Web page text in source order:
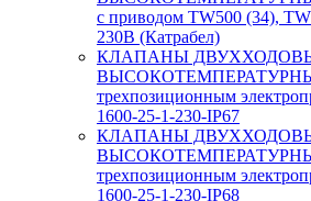
с приводом TW500 (34),
230В (Катрабел)
КЛАПАНЫ
трехпозиционным
1600-25-1-230-IP67
КЛАПАНЫ
трехпозиционным
1600-25-1-230-IP68